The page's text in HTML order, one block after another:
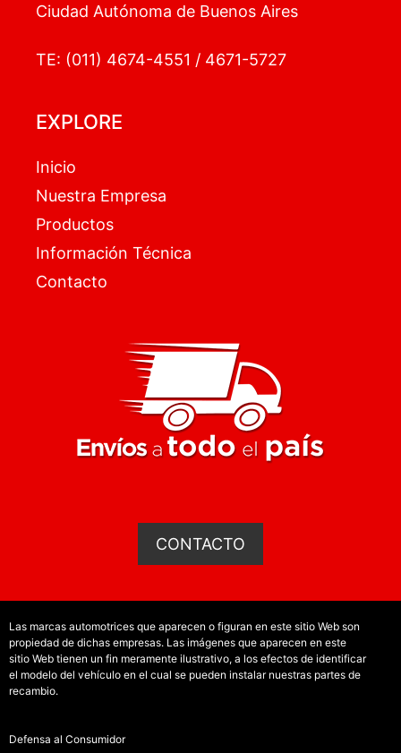
Ciudad Autónoma de Buenos Aires
TE: (011) 4674-4551 / 4671-5727
EXPLORE
Inicio
Nuestra Empresa
Productos
Información Técnica
Contacto
CONTACTO
Las marcas automotrices que aparecen o figuran en este sitio Web son
propiedad de dichas empresas. Las imágenes que aparecen en este
sitio Web tienen un fin meramente ilustrativo, a los efectos de identificar
el modelo del vehículo en el cual se pueden instalar nuestras partes de
recambio.
Defensa al Consumidor